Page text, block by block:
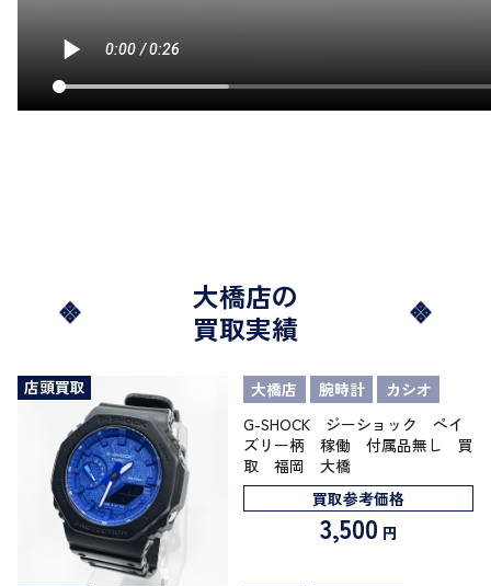
大橋店の
買取実績
店頭買取 大橋店 腕時計
カシオ
G-SHOCK ジーショック ペイ
ズリー柄 稼働 付属品無し 買
取 福岡 大橋
買取参考価格
3,500 円